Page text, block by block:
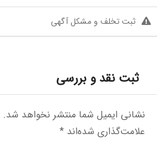
ثبت تخلف و مشکل آگهی
ثبت نقد و بررسی
نشانی ایمیل شما منتشر نخواهد شد.
علامت‌گذاری شده‌اند *